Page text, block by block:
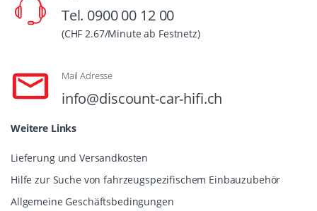
Tel. 0900 00 12 00
(CHF 2.67/Minute ab Festnetz)
Mail Adresse
info@discount-car-hifi.ch
Weitere Links
Lieferung und Versandkosten
Hilfe zur Suche von fahrzeugspezifischem Einbauzubehör
Allgemeine Geschäftsbedingungen